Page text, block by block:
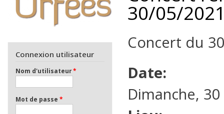
Connexion utilisateur
Nom d'utilisateur*
Mot de passe *
30/05/
Concert du
Date:
Dimanche,